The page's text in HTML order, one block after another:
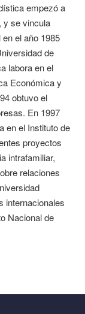
empezó a
y se vincula
el año 1985
de
labora en el
Económica y
obtuvo el
En 1997
en el Instituto de
proyectos
intrafamiliar,
relaciones
internacionales
Nacional de